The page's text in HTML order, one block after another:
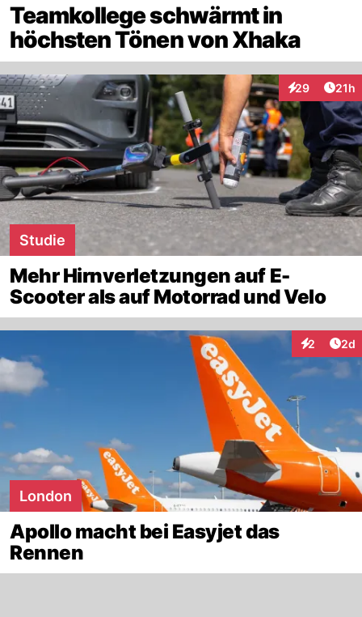
Teamkollege schwärmt in
höchsten Tönen von Xhaka
29
Interaktionen
21h
Studie
Mehr Hirnverletzungen auf E-
Scooter als auf Motorrad und Velo
2 2d
London
Apollo macht bei Easyjet das
Rennen